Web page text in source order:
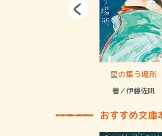
星の集う場所
著／伊藤佐凪
おすすめ文庫